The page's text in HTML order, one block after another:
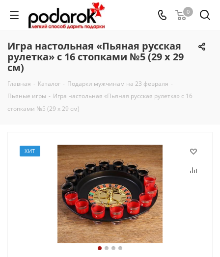
0
Игра настольная «Пьяная русская
рулетка» с 16 стопками №5 (29 х 29
см)
Главная - Каталог - Подарки мужчинам на 23 февраля -
Пьяные игры - Игра настольная «Пьяная русская рулетка» с 16
стопками №5 (29 х 29 см)
ХИТ